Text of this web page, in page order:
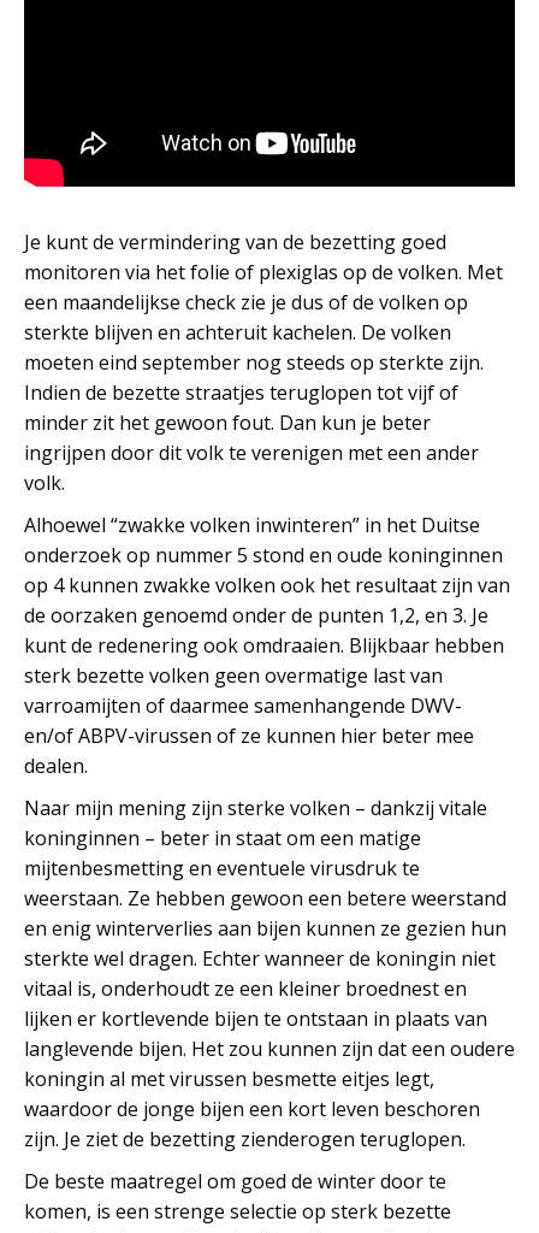
Je kunt de vermindering van de bezetting goed
monitoren via het folie of plexiglas op de volken. Met
een maandelijkse check zie je dus of de volken op
sterkte blijven en achteruit kachelen. De volken
moeten eind september nog steeds op sterkte zijn.
Indien de bezette straatjes teruglopen tot vijf of
minder zit het gewoon fout. Dan kun je beter
ingrijpen door dit volk te verenigen met een ander
volk.
Alhoewel “zwakke volken inwinteren” in het Duitse
onderzoek op nummer 5 stond en oude koninginnen
op 4 kunnen zwakke volken ook het resultaat zijn van
de oorzaken genoemd onder de punten 1,2, en 3. Je
kunt de redenering ook omdraaien. Blijkbaar hebben
sterk bezette volken geen overmatige last van
varroamijten of daarmee samenhangende DWV-
en/of ABPV-virussen of ze kunnen hier beter mee
dealen.
Naar mijn mening zijn sterke volken – dankzij vitale
koninginnen – beter in staat om een matige
mijtenbesmetting en eventuele virusdruk te
weerstaan. Ze hebben gewoon een betere weerstand
en enig winterverlies aan bijen kunnen ze gezien hun
sterkte wel dragen. Echter wanneer de koningin niet
vitaal is, onderhoudt ze een kleiner broednest en
lijken er kortlevende bijen te ontstaan in plaats van
langlevende bijen. Het zou kunnen zijn dat een oudere
koningin al met virussen besmette eitjes legt,
waardoor de jonge bijen een kort leven beschoren
zijn. Je ziet de bezetting zienderogen teruglopen.
De beste maatregel om goed de winter door te
komen, is een strenge selectie op sterk bezette